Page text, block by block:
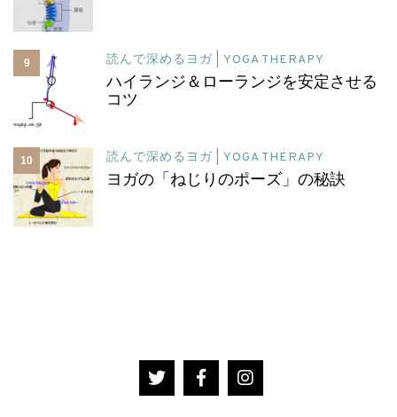
9 読んで深めるヨガ | YOGA THERAPY
ハイランジ＆ローランジを安定させる
コツ
10 読んで深めるヨガ | YOGA THERAPY
ヨガの「ねじりのポーズ」の秘訣